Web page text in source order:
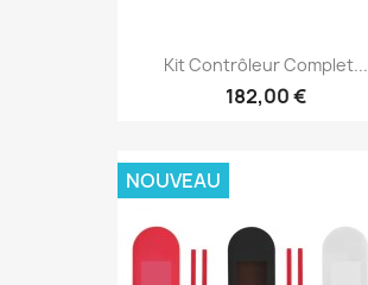
Kit Contrôleur Complet...
182,00 €
NOUVEAU